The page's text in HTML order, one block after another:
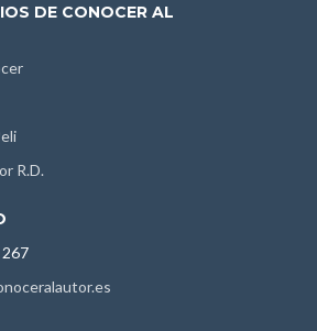
DE CONOCER AL
R.D.
267